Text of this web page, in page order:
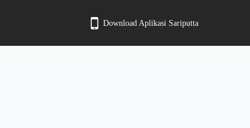
Download Aplikasi Sariputta